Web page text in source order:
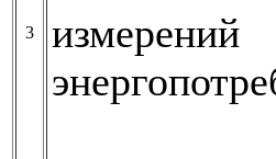
3
измерений